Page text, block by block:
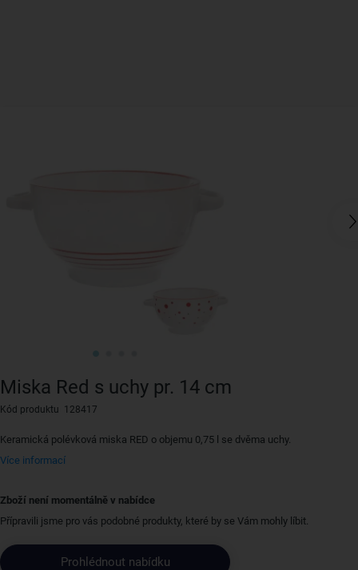
Miska Red s uchy pr. 14 cm
Kód produktu 128417
Keramická polévková miska RED o objemu 0,75 l se dvěma uchy.
Více informací
Zboží není momentálně v nabídce
Přípravili jsme pro vás podobné produkty, které by se Vám mohly líbit.
Prohlédnout nabídku